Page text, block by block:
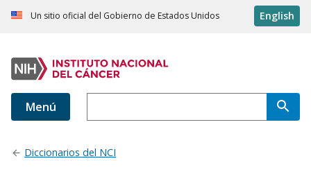
Un sitio oficial del Gobierno de Estados Unidos English
Menú
Diccionarios del NCI